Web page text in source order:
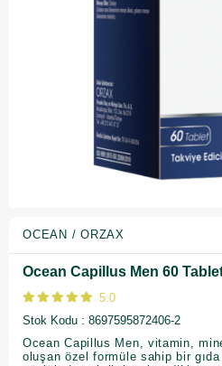
OCEAN / ORZAX
Ocean Capillus Men 60
5.0
Stok Kodu
8697595872406-2
Ocean Capillus Men, vitamin,
oluşan özel formüle sahip bir